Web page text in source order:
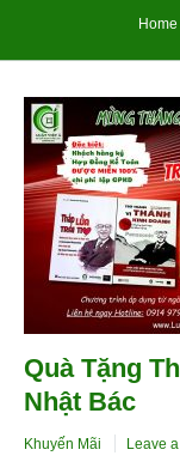
Home
Quà Tặng
Nhật Bác
Khuyến Mãi Leave